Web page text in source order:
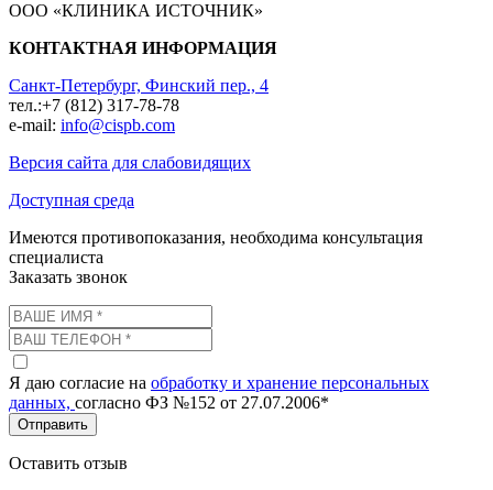
ООО «КЛИНИКА ИСТОЧНИК»
КОНТАКТНАЯ ИНФОРМАЦИЯ
Санкт-Петербург, Финский пер., 4
тел.:+7 (812) 317-78-78
e-mail: info@cispb.com
Версия сайта для слабовидящих
Доступная среда
Имеются противопоказания, необходима консультация
специалиста
Заказать звонок
Я даю согласие на обработку и хранение персональных
данных, согласно ФЗ №152 от 27.07.2006*
Отправить
Оставить отзыв